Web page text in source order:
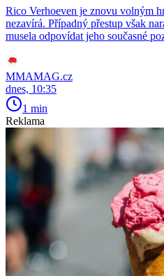
Rico Verhoeven je znovu volným
nezavírá. Případný přestup však
musela odpovídat jeho současné
MMAMAG.cz
dnes, 10:35
1 min
Reklama